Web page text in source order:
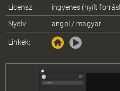
Licensz:
ingyenes (nyílt
Nyelv:
angol / magyar
Linkek: